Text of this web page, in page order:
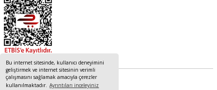
Bu internet sitesinde, kullanıcı deneyimini
geliştirmek ve internet sitesinin verimli
çalışmasını sağlamak amacıyla çerezler
kullanılmaktadır. Ayrıntıları inceleyiniz